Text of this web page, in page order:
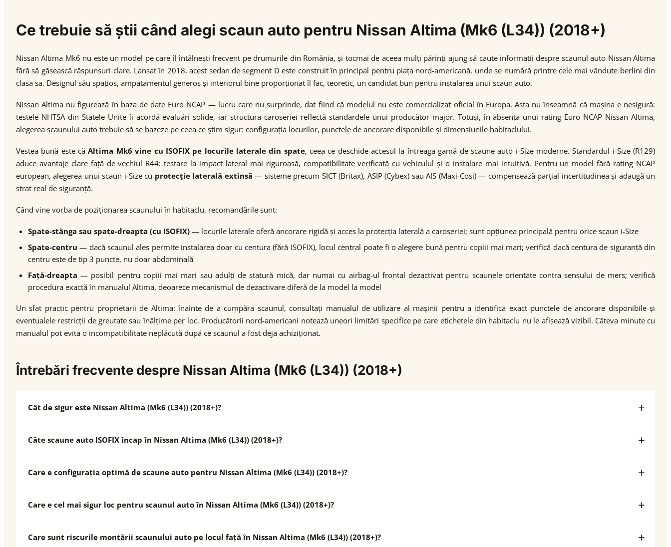
Ce trebuie să știi când alegi scaun auto pentru Nissan Altima (Mk6 (L34)) (2018+)
Nissan Altima Mk6 nu este un model pe care îl întâlnești frecvent pe drumurile din România, și tocmai de aceea mulți părinți ajung să caute informații despre scaunul auto Nissan Altima
fără să găsească răspunsuri clare. Lansat în 2018, acest sedan de segment D este construit în principal pentru piața nord-americană, unde se numără printre cele mai vândute berlini din
clasa sa. Designul său spațios, ampatamentul generos și interiorul bine proporționat îl fac, teoretic, un candidat bun pentru instalarea unui scaun auto.
Nissan Altima nu figurează în baza de date Euro NCAP — lucru care nu surprinde, dat fiind că modelul nu este comercializat oficial în Europa. Asta nu înseamnă că mașina e nesigură:
testele NHTSA din Statele Unite îi acordă evaluări solide, iar structura caroseriei reflectă standardele unui producător major. Totuși, în absența unui rating Euro NCAP Nissan Altima,
alegerea scaunului auto trebuie să se bazeze pe ceea ce știm sigur: configurația locurilor, punctele de ancorare disponibile și dimensiunile habitaclului.
Vestea bună este căAltima Mk6 vine cu ISOFIX pe locurile laterale din spate, ceea ce deschide accesul la întreaga gamă de scaune auto i-Size moderne. Standardul i-Size (R129)
aduce avantaje clare față de vechiul R44: testare la impact lateral mai riguroasă, compatibilitate verificată cu vehiculul și o instalare mai intuitivă. Pentru un model fără rating NCAP
european, alegerea unui scaun i-Size cu protecție laterală extinsă — sisteme precum SICT (Britax), ASIP (Cybex) sau AIS (Maxi-Cosi) — compensează parțial incertitudinea și adaugă un
strat real de siguranță.
Când vine vorba de poziționarea scaunului în habitaclu, recomandările sunt:
Spate-stânga sau spate-dreapta (cu ISOFIX) — locurile laterale oferă ancorare rigidă și acces la protecția laterală a caroseriei; sunt opțiunea principală pentru orice scaun i-Size
Spate-centru — dacă scaunul ales permite instalarea doar cu centura (fără ISOFIX), locul central poate fi o alegere bună pentru copiii mai mari; verifică dacă centura de siguranță din
centru este de tip 3 puncte, nu doar abdominală
Față-dreapta — posibil pentru copiii mai mari sau adulți de statură mică, dar numai cu airbag-ul frontal dezactivat pentru scaunele orientate contra sensului de mers; verifică
procedura exactă în manualul Altima, deoarece mecanismul de dezactivare diferă de la model la model
Un sfat practic pentru proprietarii de Altima: înainte de a cumpăra scaunul, consultați manualul de utilizare al mașinii pentru a identifica exact punctele de ancorare disponibile și
eventualele restricții de greutate sau înălțime per loc. Producătorii nord-americani notează uneori limitări specifice pe care etichetele din habitaclu nu le afișează vizibil. Câteva minute cu
manualul pot evita o incompatibilitate neplăcută după ce scaunul a fost deja achiziționat.
Întrebări frecvente despre Nissan Altima (Mk6 (L34)) (2018+)
Cât de sigur este Nissan Altima (Mk6 (L34)) (2018+)?
Câte scaune auto ISOFIX încap în Nissan Altima (Mk6 (L34)) (2018+)?
Care e configurația optimă de scaune auto pentru Nissan Altima (Mk6 (L34)) (2018+)?
Care e cel mai sigur loc pentru scaunul auto în Nissan Altima (Mk6 (L34)) (2018+)?
Care sunt riscurile montării scaunului auto pe locul față în Nissan Altima (Mk6 (L34)) (2018+)?